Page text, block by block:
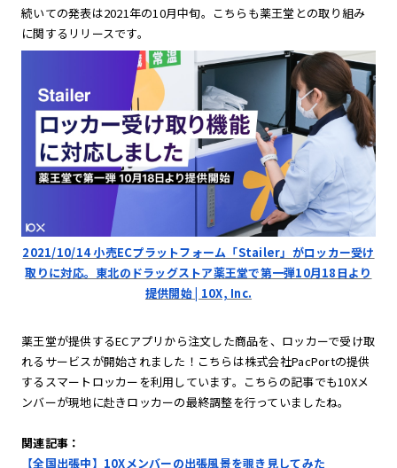
続いての発表は2021年の10月中旬。こちらも薬王堂との取り組み
に関するリリースです。
2021/10/14 小売ECプラットフォーム「Stailer」がロッカー受け
取りに対応。東北のドラッグストア薬王堂で第一弾10月18日より
提供開始 | 10X, Inc.
薬王堂が提供するECアプリから注文した商品を、ロッカーで受け取
れるサービスが開始されました！こちらは株式会社PacPortの提供
するスマートロッカーを利用しています。こちらの記事でも10Xメ
ンバーが現地に赴きロッカーの最終調整を行っていましたね。
関連記事：
【全国出張中】10Xメンバーの出張風景を覗き見してみた